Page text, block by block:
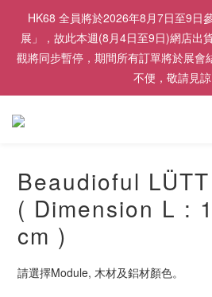
HK68 全員將於2026年8月7日至9日
展」，故此本週(8月4日至9日)網店出
觀將同步暫停，期間所有訂單將於展會
不便，敬請見諒
Beaudioful
( Dimension L :
cm )
請選擇Module, 木材及鋁材顏色。